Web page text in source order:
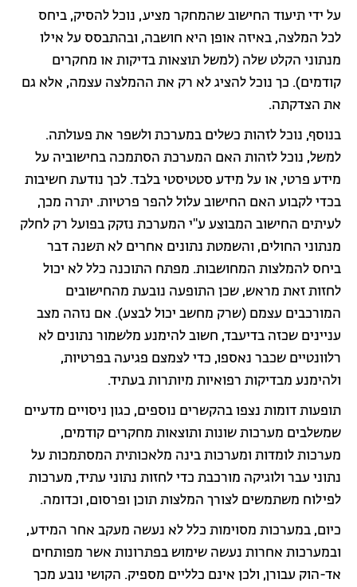
על ידי תיעוד החישוב שהמחקר מציע, נוכל להסיק, ביחס
לכל המלצה, באיזה אופן היא חושבה, ובהתבסס על אילו
מנתוני הקלט שלה (למשל תוצאות בדיקות או מחקרים
קודמים). כך נוכל להציג לא רק את ההמלצה עצמה, אלא גם
את הצדקתה.
בנוסף, נוכל לזהות כשלים במערכת ולשפר את פעולתה.
למשל, נוכל לזהות האם המערכת הסתמכה בחישוביה על
מידע פרטי, או על מידע סטטיסטי בלבד. לכך נודעת חשיבות
בכדי לקבוע האם החישוב עלול להפר פרטיות. יתרה מכך,
לעיתים החישוב המבוצע ע"י המערכת נזקק בפועל רק לחלק
מנתוני החולים, והשמטת נתונים אחרים לא תשנה דבר
ביחס להמלצות המחושבות. מפתח התוכנה כלל לא יכול
לחזות זאת מראש, שכן התופעה נובעת מהחישובים
המורכבים עצמם (שרק מחשב יכול לבצע). אם נזהה מצב
עניינים שכזה בדיעבד, חשוב להימנע מלשמור נתונים לא
רלוונטיים שכבר נאספו, כדי לצמצם פגיעה בפרטיות,
ולהימנע מבדיקות רפואיות מיותרות בעתיד.
תופעות דומות נצפו בהקשרים נוספים, כגון ניסויים מדעיים
שמשלבים מערכות שונות ותוצאות מחקרים קודמים,
מערכות לומדות ומערכות בינה מלאכותית המסתמכות על
נתוני עבר ולוגיקה מורכבת כדי לחזות נתוני עתיד, מערכות
לפילוח משתמשים לצורך המלצות תוכן ופרסום, וכדומה.
כיום, במערכות מסוימות כלל לא נעשה מעקב אחר המידע,
ובמערכות אחרות נעשה שימוש בפתרונות אשר מפותחים
אד-הוק עבורן, ולכן אינם כלליים מספיק. הקושי נובע מכך